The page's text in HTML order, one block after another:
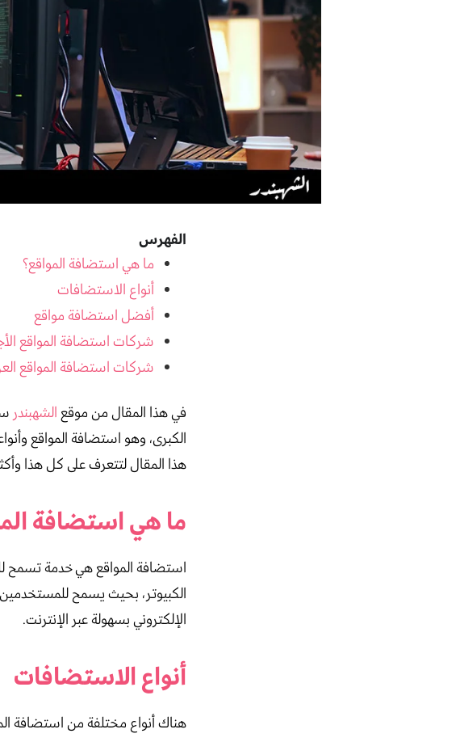
الفهرس
ما هي استضافة المواقع؟
أنواع الاستضافات
أفضل استضافة مواقع
شركات استضافة المواقع
شركات استضافة المواقع
في هذا المقال من موقعالشهبندر
الكبرى، وهو استضافة المواقع
هذا المقال لتتعرف على كل هذا
ما هي استضافة
استضافة المواقع هي خدمة تسمح
الكبيوتر، بحيث يسمح
الإلكتروني بسهولة عبر الإنترنت.
أنواع الاستضافات
هناك أنواع مختلفة من استضافة